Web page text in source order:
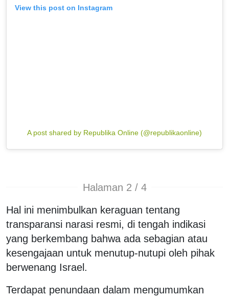
View this post on Instagram
A post shared by Republika Online (@republikaonline)
Halaman 2 / 4
Hal ini menimbulkan keraguan tentang
transparansi narasi resmi, di tengah indikasi
yang berkembang bahwa ada sebagian atau
kesengajaan untuk menutup-nutupi oleh pihak
berwenang Israel.
Terdapat penundaan dalam mengumumkan